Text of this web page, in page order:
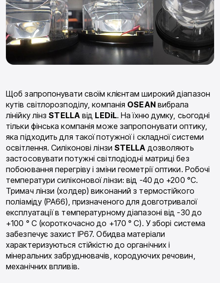
Щоб запропонувати своїм клієнтам широкий діапазон
кутів світлорозподілу, компанія OSEANвибрала
лінійку лінзSTELLA від LEDiL. На їхню думку, сьогодні
тільки фінська компанія може запропонувати оптику,
яка підходить для такої потужної і складної системи
освітлення. Силіконові лінзи STELLA дозволяють
застосовувати потужні світлодіодні матриці без
побоювання перегріву і зміни геометрії оптики. Робочі
температури силіконової лінзи: від -40 до +200 °C.
Тримач лінзи (холдер) виконаний з термостійкого
поліаміду (PA66), призначеного для довготривалої
експлуатації в температурному діапазоні від -30 до
+100 ° C (короткочасно до +170 ° C). У зборі система
забезпечує захист IP67. Обидва матеріали
характеризуються стійкістю до органічних і
мінеральних забруднювачів, кородуючих речовин,
механічних впливів.